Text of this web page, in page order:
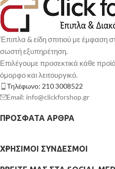
Έπιπλα & είδη σπιτιού με έμφαση
σωστή εξυπηρέτηση.
Επιλέγουμε προσεκτικά κάθε
όμορφο και λειτουργικό.
Τηλέφωνο: 210 3008522
Email: info@clickforshop.gr
ΠΡΌΣΦΑΤΑ ΆΡΘΡΑ
ΧΡΉΣΙΜΟΙ ΣΎΝΔΕΣΜΟΙ